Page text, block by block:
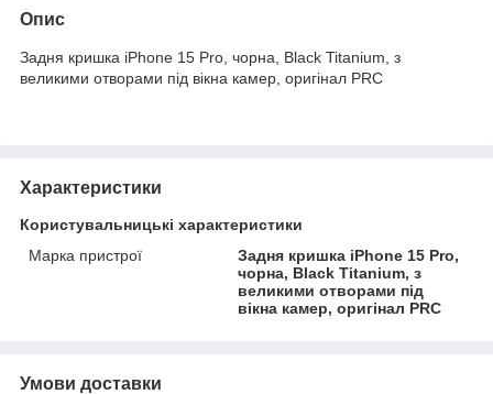
Опис
Задня кришка iPhone 15 Pro, чорна, Black Titanium, з
великими отворами під вікна камер, оригінал PRC
Характеристики
Користувальницькі характеристики
Марка пристрої
Задня кришка iPhone 15 Pro,
чорна, Black Titanium, з
великими отворами під
вікна камер, оригінал PRC
Умови доставки